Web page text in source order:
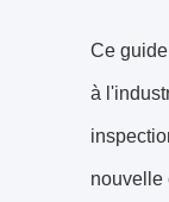
Ce
à
nouvelle